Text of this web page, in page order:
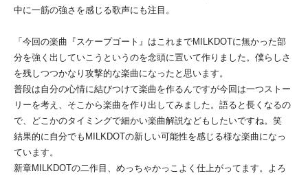
中に一筋の強さを感じる歌声にも注目。
「今回の楽曲『スケープゴート』はこれまでMILKDOTに無かった部
分を強く出していこうというのを念頭に置いて作りました。僕らしさ
を残しつつかなり攻撃的な楽曲になったと思います。
普段は自分の心情に結びつけて楽曲を作るんですが今回は一つストー
リーを考え、そこから楽曲を作り出してみました。語ると長くなるの
で、どこかのタイミングで細かい楽曲解説などもしたいですね。笑
結果的に自分でもMILKDOTの新しい可能性を感じる様な楽曲になっ
ています。
新章MILKDOTの二作目、めっちゃかっこよく仕上がってます。よろ